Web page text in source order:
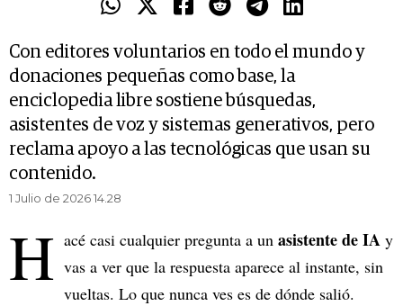
Con editores voluntarios en todo el mundo y
donaciones pequeñas como base, la
enciclopedia libre sostiene búsquedas,
asistentes de voz y sistemas generativos, pero
reclama apoyo a las tecnológicas que usan su
contenido.
1 Julio de 2026 14.28
H acé casi cualquier pregunta a un asistente de IA y
vas a ver que la respuesta aparece al instante, sin
vueltas. Lo que nunca ves es de dónde salió.